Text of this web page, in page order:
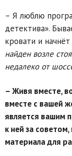
– Я люблю
детектива».
кровати и
найден возле
недалеко от
– Живя вместе,
вместе с вашей
является вашим
к ней за
материала для